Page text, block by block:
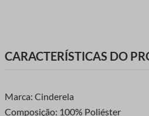
CARACTERÍSTICAS DO
Marca: Cinderela
Composição: 100% Poliéster